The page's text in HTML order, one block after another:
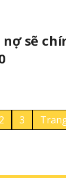
nợ sẽ
2 3